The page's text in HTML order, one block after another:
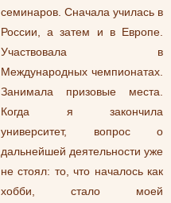
семинаров. Сначала училась в
России, а затем и в Европе.
Участвовала в
Международных чемпионатах.
Занимала призовые места.
Когда я закончила
университет, вопрос о
дальнейшей деятельности уже
не стоял: то, что началось как
хобби, стало моей